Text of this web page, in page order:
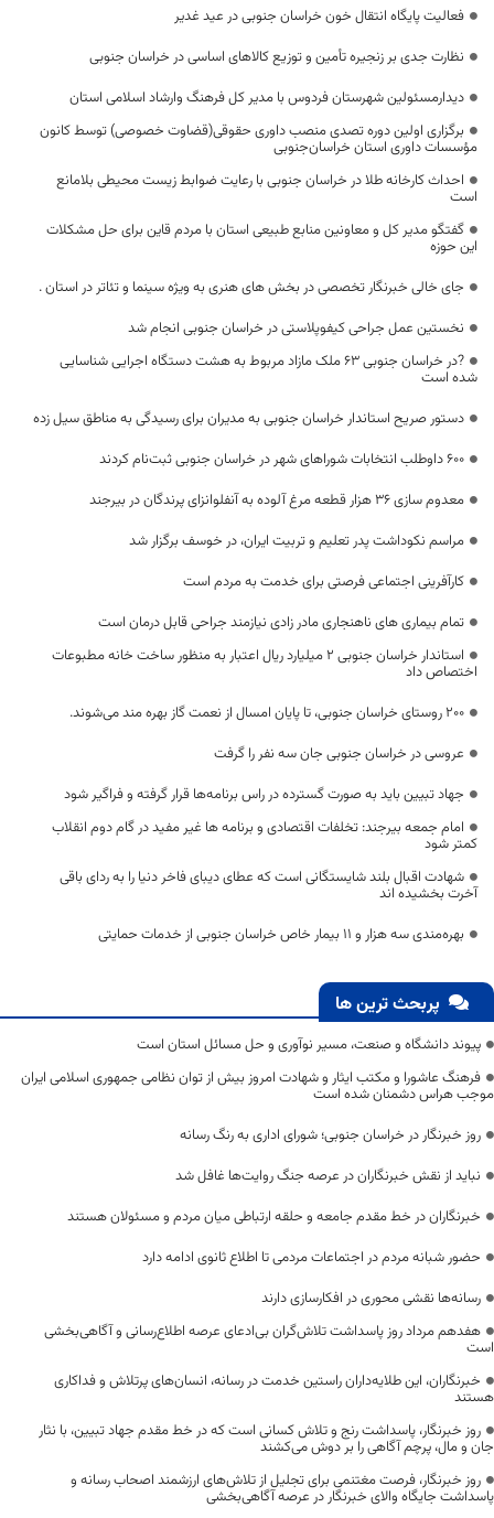
فعالیت پایگاه انتقال خون خراسان جنوبی در عید غدیر
نظارت جدی بر زنجیره تأمین و توزیع کالاهای اساسی در خراسان جنوبی
دیدارمسئولین شهرستان فردوس با مدیر کل فرهنگ وارشاد اسلامی استان
برگزاری اولین دوره تصدی منصب داوری حقوقی(قضاوت خصوصی) توسط کانون
مؤسسات داوری استان خراسان‌جنوبی
احداث کارخانه طلا در خراسان جنوبی با رعایت ضوابط زیست محیطی بلامانع
است
گفتگو مدیر کل و معاونین منابع طبیعی استان با مردم قاین برای حل مشکلات
این حوزه
جای خالی خبرنگار تخصصی در بخش های هنری به ویژه سینما و تئاتر در استان .
نخستین عمل جراحی کیفوپلاستی در خراسان جنوبی انجام شد
?در خراسان جنوبی ۶۳ ملک مازاد مربوط به هشت دستگاه اجرایی شناسایی
شده است
دستور صریح استاندار خراسان جنوبی به مدیران برای رسیدگی به مناطق سیل زده
۶۰۰ داوطلب انتخابات شوراهای شهر در خراسان جنوبی ثبت‌نام کردند
معدوم سازی ۳۶ هزار قطعه مرغ آلوده به آنفلوانزای پرندگان در بیرجند
مراسم نکوداشت پدر تعلیم و تربیت ایران، در خوسف برگزار شد
کارآفرینی اجتماعی فرصتی برای خدمت به مردم است
تمام بیماری های ناهنجاری مادر زادی نیازمند جراحی قابل درمان است
استاندار خراسان جنوبی 2 میلیارد ریال اعتبار به منظور ساخت خانه مطبوعات
اختصاص داد
۲۰۰ روستای خراسان جنوبی، تا پایان امسال از نعمت گاز بهره مند می‌شوند.
عروسی در خراسان جنوبی جان سه نفر را گرفت
جهاد تبیین باید به صورت گسترده در راس برنامه‌ها قرار گرفته و فراگیر شود
امام جمعه بیرجند: تخلفات اقتصادی و برنامه ها غیر مفید در گام دوم انقلاب
کمتر شود
شهادت اقبال بلند شایستگانی است که عطای دیبای فاخر دنیا را به ردای باقی
آخرت بخشیده اند
بهره‌مندی سه هزار و ۱۱ بیمار خاص خراسان جنوبی از خدمات حمایتی
پربحث ترین ها
پیوند دانشگاه و صنعت، مسیر نوآوری و حل مسائل استان است
فرهنگ عاشورا و مکتب ایثار و شهادت امروز بیش از توان نظامی جمهوری اسلامی ایران
موجب هراس دشمنان شده است
روز خبرنگار در خراسان جنوبی؛ شورای اداری به رنگ رسانه
نباید از نقش خبرنگاران در عرصه جنگ روایت‌ها غافل شد
خبرنگاران در خط مقدم جامعه و حلقه ارتباطی میان مردم و مسئولان هستند
حضور شبانه مردم در اجتماعات مردمی تا اطلاع ثانوی ادامه دارد
رسانه‌ها نقشی محوری در افکارسازی دارند
هفدهم مرداد روز پاسداشت تلاش‌گران بی‌ادعای عرصه اطلاع‌رسانی و آگاهی‌بخشی
است
خبرنگاران، این طلایه‌داران راستین خدمت در رسانه، انسان‌های پرتلاش و فداکاری
هستند
روز خبرنگار، پاسداشت رنج و تلاش کسانی است که در خط مقدم جهاد تبیین، با نثار
جان و مال، پرچم آگاهی را بر دوش می‌کشند
روز خبرنگار، فرصت مغتنمی برای تجلیل از تلاش‌های ارزشمند اصحاب رسانه و
پاسداشت جایگاه والای خبرنگار در عرصه آگاهی‌بخشی